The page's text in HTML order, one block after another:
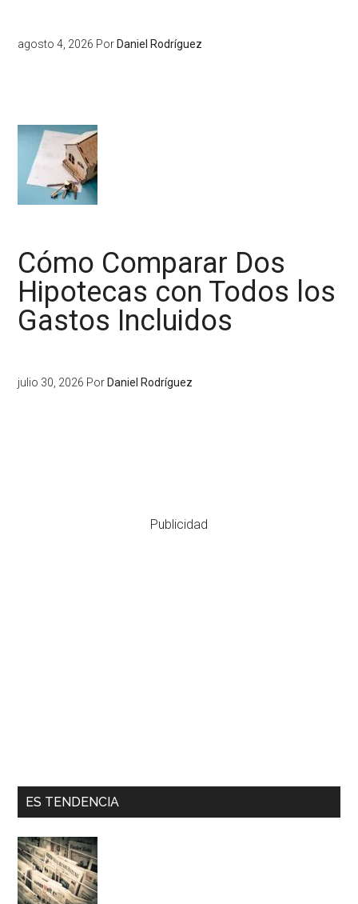
agosto 4, 2026 PorDaniel Rodríguez
Cómo Comparar Dos
Hipotecas con Todos los
Gastos Incluidos
julio 30, 2026 Por Daniel Rodríguez
Publicidad
ES TENDENCIA